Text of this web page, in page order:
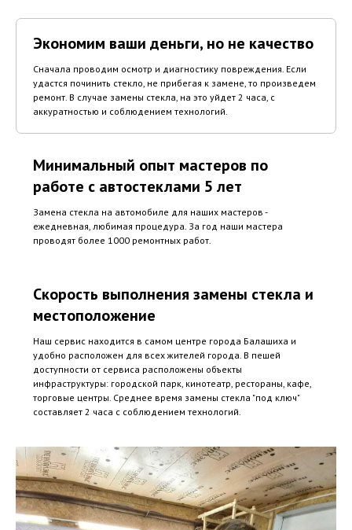
Экономим ваши деньги, но не качество
Сначала проводим осмотр и диагностику повреждения. Если
удастся починить стекло, не прибегая к замене, то произведем
ремонт. В случае замены стекла, на это уйдет 2 часа, с
аккуратностью и соблюдением технологий.
Минимальный опыт мастеров по
работе с автостеклами 5 лет
Замена стекла на автомобиле для наших мастеров -
ежедневная, любимая процедура. За год наши мастера
проводят более 1000 ремонтных работ.
Скорость выполнения замены стекла и
местоположение
Наш сервис находится в самом центре города Балашиха и
удобно расположен для всех жителей города. В пешей
доступности от сервиса расположены объекты
инфраструктуры: городской парк, кинотеатр, рестораны, кафе,
торговые центры. Среднее время замены стекла "под ключ"
составляет 2 часа с соблюдением технологий.